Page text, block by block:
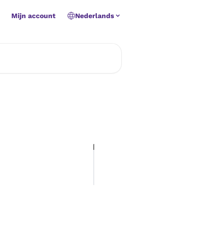
Mijn account Nederlands